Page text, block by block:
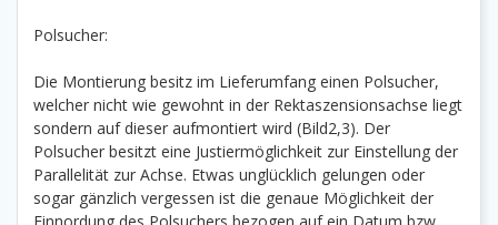
Polsucher:
Die Montierung besitz im Lieferumfang einen Polsucher,
welcher nicht wie gewohnt in der Rektaszensionsachse liegt
sondern auf dieser aufmontiert wird (Bild2,3). Der
Polsucher besitzt eine Justiermöglichkeit zur Einstellung der
Parallelität zur Achse. Etwas unglücklich gelungen oder
sogar gänzlich vergessen ist die genaue Möglichkeit der